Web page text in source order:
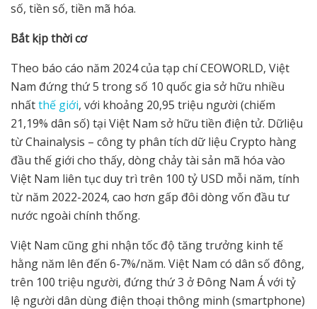
số, tiền số, tiền mã hóa.
Bắt kịp thời cơ
Theo báo cáo năm 2024 của tạp chí CEOWORLD, Việt
Nam đứng thứ 5 trong số 10 quốc gia sở hữu nhiều
nhấtthế giới, với khoảng 20,95 triệu người (chiếm
21,19% dân số) tại Việt Nam sở hữu tiền điện tử. Dữliệu
từ Chainalysis – công ty phân tích dữ liệu Crypto hàng
đầu thế giới cho thấy, dòng chảy tài sản mã hóa vào
Việt Nam liên tục duy trì trên 100 tỷ USD mỗi năm, tính
từ năm 2022-2024, cao hơn gấp đôi dòng vốn đầu tư
nước ngoài chính thống.
Việt Nam cũng ghi nhận tốc độ tăng trưởng kinh tế
hằng năm lên đến 6-7%/năm. Việt Nam có dân số đông,
trên 100 triệu người, đứng thứ 3 ở Đông Nam Á với tỷ
lệ người dân dùng điện thoại thông minh (smartphone)